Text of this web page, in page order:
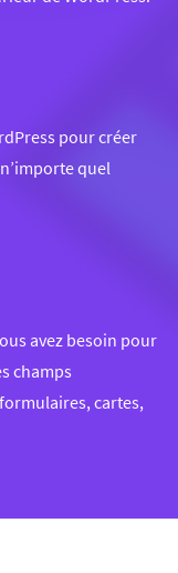
pour créer
quel
avez besoin pour
champs
cartes,